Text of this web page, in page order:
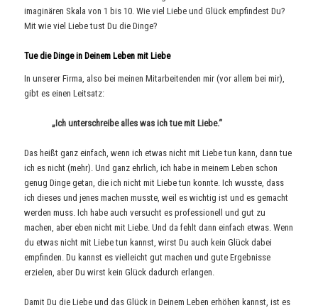
imaginären Skala von 1 bis 10. Wie viel Liebe und Glück empfindest Du?
Mit wie viel Liebe tust Du die Dinge?
Tue die Dinge in Deinem Leben mit Liebe
In unserer Firma, also bei meinen Mitarbeitenden mir (vor allem bei mir),
gibt es einen Leitsatz:
„Ich unterschreibe alles was ich tue mit Liebe.“
Das heißt ganz einfach, wenn ich etwas nicht mit Liebe tun kann, dann tue
ich es nicht (mehr). Und ganz ehrlich, ich habe in meinem Leben schon
genug Dinge getan, die ich nicht mit Liebe tun konnte. Ich wusste, dass
ich dieses und jenes machen musste, weil es wichtig ist und es gemacht
werden muss. Ich habe auch versucht es professionell und gut zu
machen, aber eben nicht mit Liebe. Und da fehlt dann einfach etwas. Wenn
du etwas nicht mit Liebe tun kannst, wirst Du auch kein Glück dabei
empfinden. Du kannst es vielleicht gut machen und gute Ergebnisse
erzielen, aber Du wirst kein Glück dadurch erlangen.
Damit Du die Liebe und das Glück in Deinem Leben erhöhen kannst, ist es